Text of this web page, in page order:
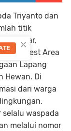
Triyanto dan
titik
Rest Area
Lapang
Hewan. Di
dari warga
waspada
melalui nomor
×